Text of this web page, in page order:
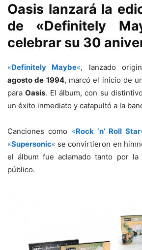
Oasis lanzará la
de «Definitely
celebrar su 30
«Definitely Maybe«, lanzado
agosto de 1994, marcó el inicio de
paraOasis. El álbum, con su
un éxito inmediato y catapultó a la
Canciones como «Rock ‘n’ Roll Star
«Supersonic« se convirtieron en
el álbum fue aclamado tanto por
público.